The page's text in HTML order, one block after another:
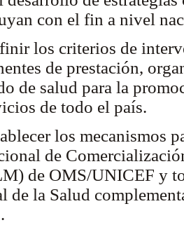
con el fin a nivel
los criterios de
de prestación,
de salud para la
de todo el país.
los mecanismos
de
de OMS/UNICEF y
de la Salud